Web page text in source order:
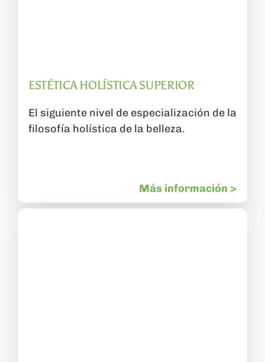
ESTÉTICA HOLÍSTICA SUPERIOR
El siguiente nivel de especialización de la
filosofía holística de la belleza.
Más información >